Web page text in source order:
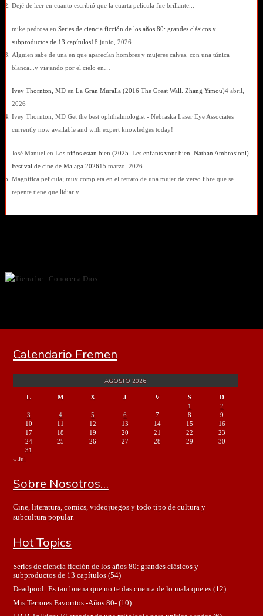
Dejé de leer en cuanto escribió que la cuarta película fue brillante...
mike pedrosa en Series de ciencia ficción de los años 80: grandes clásicos y
subproductos de 13 capítulos18 junio, 2026
Alguien sabe de una en que aparecían hombres y mujeres calvas, con una túnica
blanca...y viajando por el cielo en…
Ivey Thornton, MDen La Gran Muralla (2016 The Great Wall. Zhang Yimou)4 abril,
2026
Ivey Thornton, MD Get the best ophthalmologist - Nebraska Laser Eye Associates
currently now available and with expert knowledges today!
José Manuel en Los niños estan bien (2025. Les enfants vont bien. Nathan Ambrosioni)
Festival de cine de Malaga 202615 marzo, 2026
Magnífica película; muy completa en el retrato de una mujer de verso libre que se
repente tiene que lidiar y…
Calendario Fremen
AGOSTO 2026
L M X J V S
D
1
2
3
4 5 6 7 8
9
10
11 12 13 14 15
16
17
18 19 20 21 22
23
24
25 26 27 28 29
30
31
« Jul
Sobre Nosotros…
Cine, literatura, comics, videojuegos y todo tipo de cultura y
subcultura popular.
Hot Topics
Series de ciencia ficción de los años 80: grandes clásicos y
subproductos de 13 capítulos(54)
Deadpool: Es tan buena que no te das cuenta de lo mala que es(12)
Mis Terrores Favoritos -Años 80-(10)